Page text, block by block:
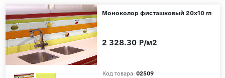
Моноколор фисташковый 20х10 гл
Код товара: 02509
2 328.30 ₽/м2